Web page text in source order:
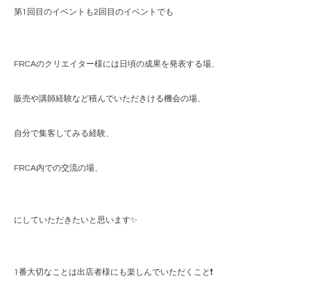
第1回目のイベントも2回目のイベントでも
FRCAのクリエイター様には日頃の成果を発表する場、
販売や講師経験など積んでいただきける機会の場、
自分で集客してみる経験、
FRCA内での交流の場、
にしていただきたいと思います✨
1番大切なことは出店者様にも楽しんでいただくこと❗️